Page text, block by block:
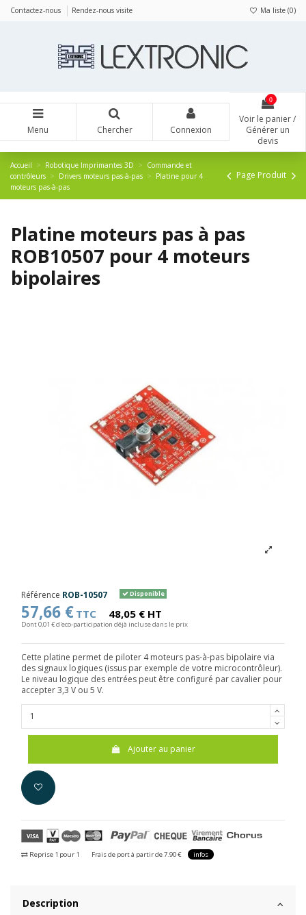
Contactez-nous Rendez-nous visite Ma liste (0)
Menu Chercher Connexion
0
Voir le panier /
Générer un
devis
Accueil Robotique Imprimantes 3D
Commande et
contrôleurs
Drivers moteurs pas-à-pas
Platine pour 4
moteurs pas-à-pas
Page Produit
Platine moteurs pas à pas
ROB10507 pour 4 moteurs
bipolaires
Référence ROB-10507 Disponible
57,66 € TTC 48,05 € HT
Dont 0,01 € d'eco-participation déjà incluse dans le prix
Cette platine permet de piloter 4 moteurs pas-à-pas bipolaire via
des signaux logiques (issus par exemple de votre microcontrôleur).
Le niveau logique des entrées peut être configuré par cavalier pour
accepter 3,3 V ou 5 V.
Ajouter au panier
Reprise 1 pour 1 Frais de port à partir de 7.90 € infos
Description
Panneau de gestion des cookies